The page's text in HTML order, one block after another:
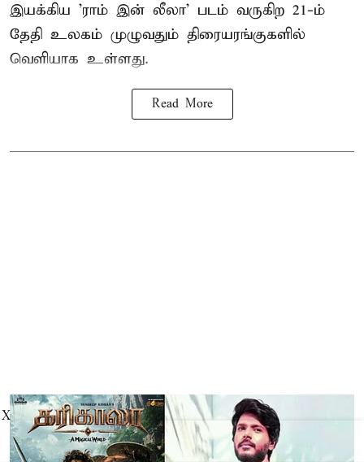
இயக்கிய 'ராம் இன் லீலா' படம் வருகிற 21-ம்
தேதி உலகம் முழுவதும் திரையரங்குகளில்
வெளியாக உள்ளது.
Read More
X